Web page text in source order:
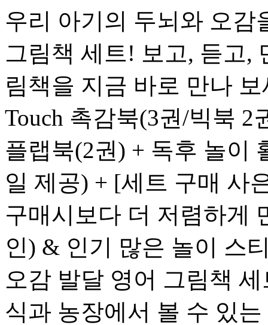
우리 아기의 두뇌와 오감
그림책 세트! 보고, 듣고,
림책을 지금 바로 만나
Touch 촉감북(3권/빅북 2
플랩북(2권) + 독후 놀이
일 제공) + [세트 구매 사
구매시보다 더 저렴하게
인) & 인기 많은 놀이 스
오감 발달 영어 그림책
식과 농장에서 볼 수 있